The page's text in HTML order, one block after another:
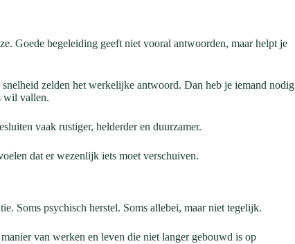
Goede begeleiding geeft niet vooral antwoorden, maar helpt je
zelden het werkelijke antwoord. Dan heb je iemand nodig
wil vallen.
vaak rustiger, helderder en duurzamer.
dat er wezenlijk iets moet verschuiven.
Soms psychisch herstel. Soms allebei, maar niet tegelijk.
van werken en leven die niet langer gebouwd is op